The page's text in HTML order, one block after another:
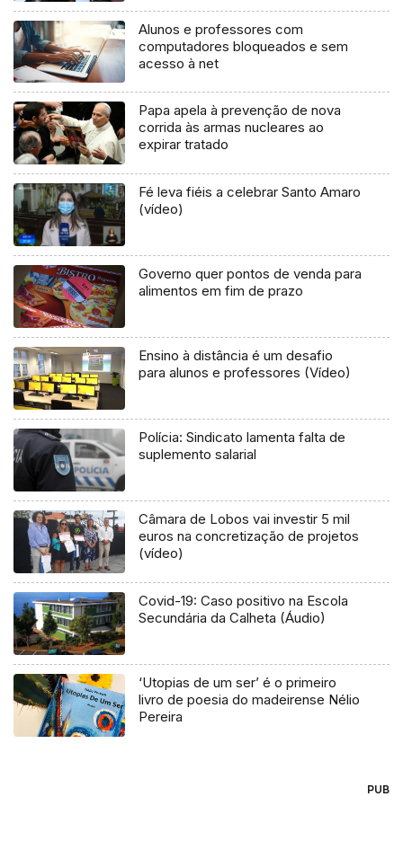
Alunos e professores com
computadores bloqueados e sem
acesso à net
Papa apela à prevenção de nova
corrida às armas nucleares ao
expirar tratado
Fé leva fiéis a celebrar Santo Amaro
(vídeo)
Governo quer pontos de venda para
alimentos em fim de prazo
Ensino à distância é um desafio
para alunos e professores (Vídeo)
Polícia: Sindicato lamenta falta de
suplemento salarial
Câmara de Lobos vai investir 5 mil
euros na concretização de projetos
(vídeo)
Covid-19: Caso positivo na Escola
Secundária da Calheta (Áudio)
‘Utopias de um ser’ é o primeiro
livro de poesia do madeirense Nélio
Pereira
PUB